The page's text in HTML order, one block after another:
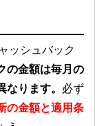
ッシュバック
の金額は毎月の
ります。 必ず
の金額と適用条